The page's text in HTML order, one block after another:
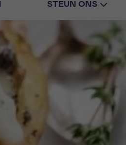
STEUN ONS